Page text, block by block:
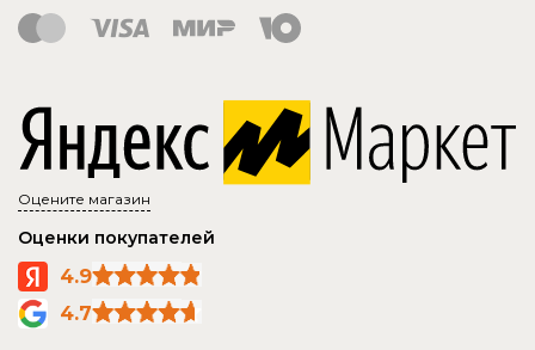
Оцените магазин
Оценки покупателей
4.9
4.7